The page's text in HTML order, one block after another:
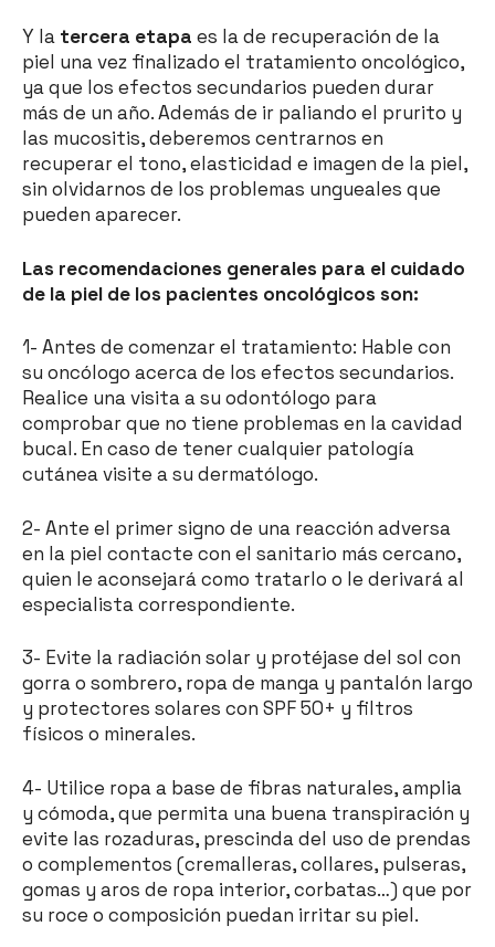
Y la tercera etapa es la de recuperación de la
piel una vez finalizado el tratamiento oncológico,
ya que los efectos secundarios pueden durar
más de un año. Además de ir paliando el prurito y
las mucositis, deberemos centrarnos en
recuperar el tono, elasticidad e imagen de la piel,
sin olvidarnos de los problemas ungueales que
pueden aparecer.
Las recomendaciones generales para el cuidado
de la piel de los pacientes oncológicos son:
1- Antes de comenzar el tratamiento: Hable con
su oncólogo acerca de los efectos secundarios.
Realice una visita a su odontólogo para
comprobar que no tiene problemas en la cavidad
bucal. En caso de tener cualquier patología
cutánea visite a su dermatólogo.
2- Ante el primer signo de una reacción adversa
en la piel contacte con el sanitario más cercano,
quien le aconsejará como tratarlo o le derivará al
especialista correspondiente.
3- Evite la radiación solar y protéjase del sol con
gorra o sombrero, ropa de manga y pantalón largo
y protectores solares con SPF 50+ y filtros
físicos o minerales.
4- Utilice ropa a base de fibras naturales, amplia
y cómoda, que permita una buena transpiración y
evite las rozaduras, prescinda del uso de prendas
o complementos (cremalleras, collares, pulseras,
gomas y aros de ropa interior, corbatas…) que por
su roce o composición puedan irritar su piel.